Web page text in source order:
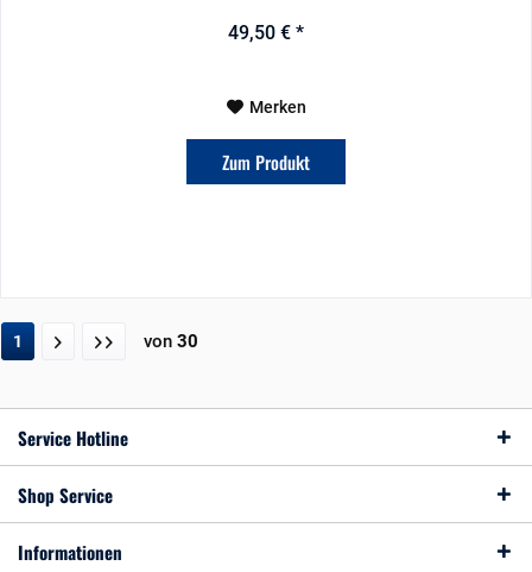
49,50 € *
Merken
Zum Produkt
1 von 30
Service Hotline
Shop Service
Informationen